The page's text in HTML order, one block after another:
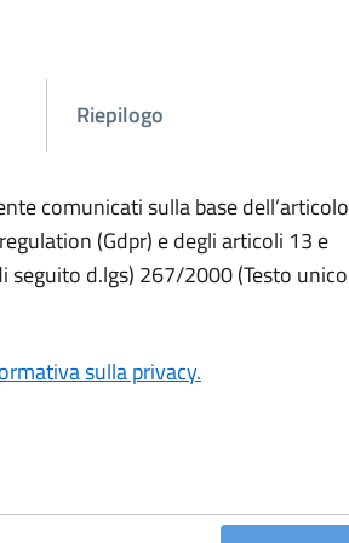
Riepilogo
comunicati sulla base dell’articolo
(Gdpr) e degli articoli 13 e
d.lgs) 267/2000 (Testo unico
sulla privacy.